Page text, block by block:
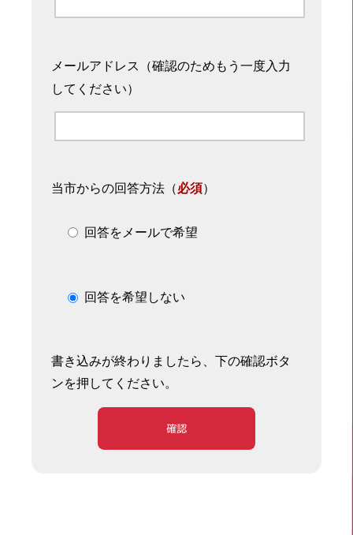
メールアドレス（確認のためもう一度入力
してください）
当市からの回答方法 （必須）
回答をメールで希望
回答を希望しない
書き込みが終わりましたら、下の確認ボタ
ンを押してください。
確認